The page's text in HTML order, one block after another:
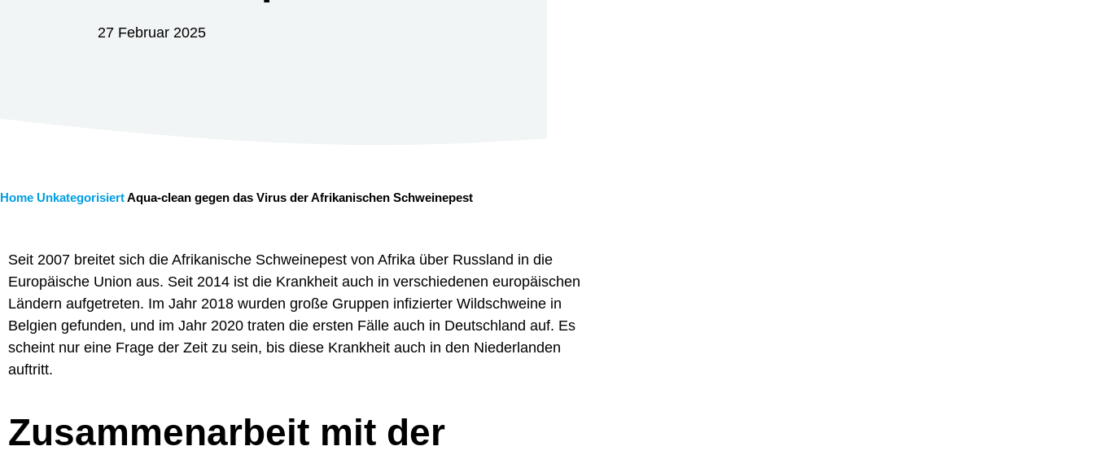
27 Februar 2025
Home UnkategorisiertAqua-clean gegen das Virus der Afrikanischen Schweinepest
Seit 2007 breitet sich die Afrikanische Schweinepest von Afrika über Russland in die
Europäische Union aus. Seit 2014 ist die Krankheit auch in verschiedenen europäischen
Ländern aufgetreten. Im Jahr 2018 wurden große Gruppen infizierter Wildschweine in
Belgien gefunden, und im Jahr 2020 traten die ersten Fälle auch in Deutschland auf. Es
scheint nur eine Frage der Zeit zu sein, bis diese Krankheit auch in den Niederlanden
auftritt.
Zusammenarbeit mit der